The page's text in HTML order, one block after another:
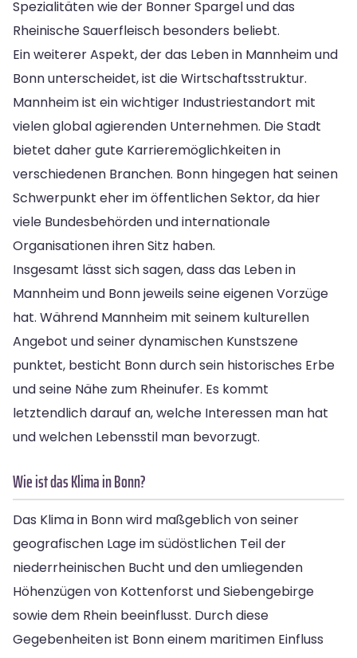
Spezialitäten wie der Bonner Spargel und das
Rheinische Sauerfleisch besonders beliebt.
Ein weiterer Aspekt, der das Leben in Mannheim und
Bonn unterscheidet, ist die Wirtschaftsstruktur.
Mannheim ist ein wichtiger Industriestandort mit
vielen global agierenden Unternehmen. Die Stadt
bietet daher gute Karrieremöglichkeiten in
verschiedenen Branchen. Bonn hingegen hat seinen
Schwerpunkt eher im öffentlichen Sektor, da hier
viele Bundesbehörden und internationale
Organisationen ihren Sitz haben.
Insgesamt lässt sich sagen, dass das Leben in
Mannheim und Bonn jeweils seine eigenen Vorzüge
hat. Während Mannheim mit seinem kulturellen
Angebot und seiner dynamischen Kunstszene
punktet, besticht Bonn durch sein historisches Erbe
und seine Nähe zum Rheinufer. Es kommt
letztendlich darauf an, welche Interessen man hat
und welchen Lebensstil man bevorzugt.
Wie ist das Klima in Bonn?
Das Klima in Bonn wird maßgeblich von seiner
geografischen Lage im südöstlichen Teil der
niederrheinischen Bucht und den umliegenden
Höhenzügen von Kottenforst und Siebengebirge
sowie dem Rhein beeinflusst. Durch diese
Gegebenheiten ist Bonn einem maritimen Einfluss